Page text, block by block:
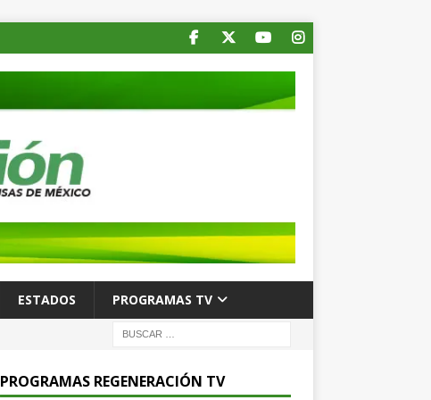
ESTADOS PROGRAMAS TV
PROGRAMAS REGENERACIÓN TV